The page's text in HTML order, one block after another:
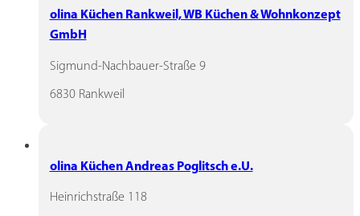
olina Küchen Rankweil, WB Küchen & Wohnkonzept
GmbH
Sigmund-Nachbauer-Straße 9
6830 Rankweil
olina Küchen Andreas Poglitsch e.U.
Heinrichstraße 118